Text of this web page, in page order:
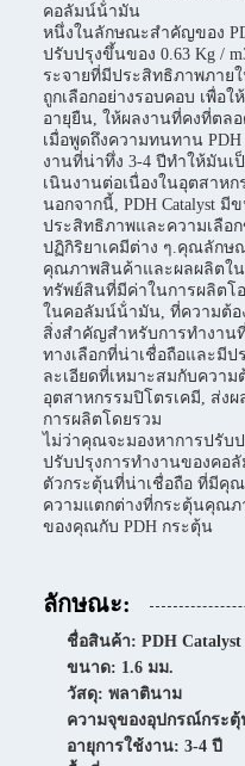
คอลัมน์น้ํามัน
หนึ่งในลักษณะสําคัญของ
ปรับปรุงขึ้นของ 0.63 Kg /
ระจายที่มีประสิทธิภาพภาย
ถูกเลือกอย่างรอบคอบ เพื่อ
อายุยืน, ให้ผลงานที่คงที่ตลอ
เมื่อพูดถึงความทนทาน PDH
งานที่น่าทึ่ง 3-4 ปีทําให้มันเ
เนินงานต่อเนื่องในอุตสาหก
นอกจากนี้, PDH Catalyst มี
ประสิทธิภาพและความเลือ
ปฏิกิริยาเคมีต่าง ๆ.คุณลักษ
คุณภาพสินค้าและผลผลิตใ
ทรัพย์สินที่มีค่าในการผลิตโ
ในคอลัมน์น้ํามัน, ที่ความต้อ
สิ่งสําคัญสําหรับการทํางาน
ทางเลือกที่น่าเชื่อถือและมี
ละเอียดที่เหมาะสมกับความ
อุตสาหกรรมปิโตรเคมี, ส่ง
การผลิตโดยรวม
ไม่ว่าคุณจะมองหาการปรับ
ปรับปรุงการทํางานของคอ
ตัวกระตุ้นที่น่าเชื่อถือ ที่มีคุ
ความแตกต่างที่กระตุ้นคุณภ
ของคุณกับ PDH กระตุ้น
ลักษณะ:
ชื่อสินค้า: PDH Catalyst
ขนาด: 1.6 มม.
วัสดุ: พลาตินาม
ความจุของอุปกรณ์กระตุ้
อายุการใช้งาน: 3-4 ปี